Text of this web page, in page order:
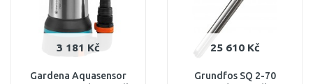
3 181 Kč
Gardena Aquasensor
25 610 Kč
Grundfos SQ 2-70